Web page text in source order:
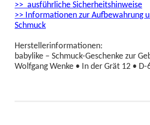
>> ausführliche Sicherheitshinweise
>> Informationen zur Aufbewahrung
Schmuck
Herstellerinformationen:
babylike – Schmuck-Geschenke zur
Wolfgang Wenke • In der Grät 12 •